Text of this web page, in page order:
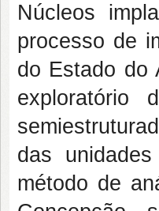
Núcleos
processo de
do Estado do
exploratório
das
método de